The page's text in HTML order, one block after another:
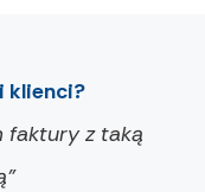
klienci?
faktury z taką